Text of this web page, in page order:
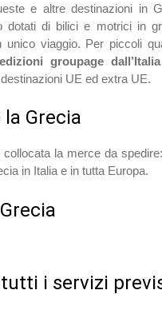
e altre destinazioni in
dotati di bilici e motrici in
viaggio. Per piccoli
groupage
UE ed extra UE.
Grecia
la merce da
in Italia e in tutta Europa.
tutti i servizi